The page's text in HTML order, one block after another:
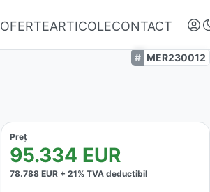
OFERTEARTICOLECONTACT
MER230012
Preț
95.334 EUR
78.788 EUR + 21% TVA deductibil